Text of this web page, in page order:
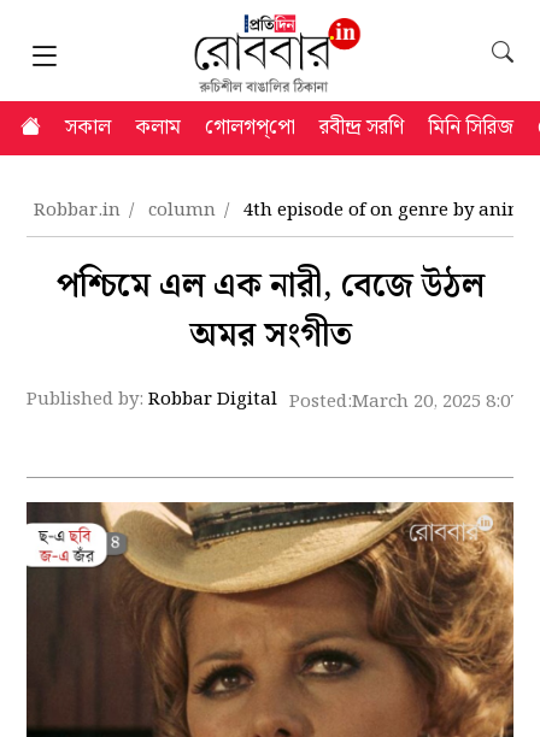
সকাল কলাম গোলগপ্‌পো রবীন্দ্র সরণি মিনি সিরিজ
Robbar.in column 4th episode of on genre by
পশ্চিমে এল এক নারী, বেজে উঠল
অমর সংগীত
Published by:Robbar Digital Posted:March 20, 2025 8:07